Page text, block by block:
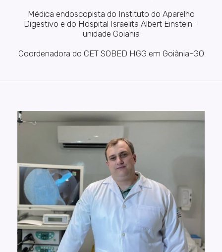
Médica endoscopista do Instituto do Aparelho
Digestivo e do Hospital Israelita Albert Einstein -
unidade Goiania
Coordenadora do CET SOBED HGG em Goiânia-GO